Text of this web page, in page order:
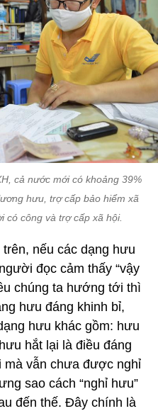
cả nước mới có khoảng 39%
hưu, trợ cấp bảo hiểm xã
có công và trợ cấp xã hội.
nếu các dạng hưu
đọc cảm thấy “vậy
chúng ta hướng tới thì
hưu đáng khinh bỉ,
hưu khác gồm: hưu
hắt lại là điều đáng
mà vẫn chưa được nghỉ
sao cách “nghỉ hưu”
đến thế. Đây chính là